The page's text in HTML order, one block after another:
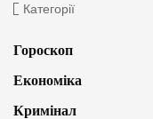
Категорії
Гороскоп
Економіка
Кримінал